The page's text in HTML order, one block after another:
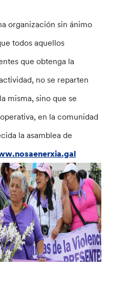
organización sin ánimo
todos aquellos
que obtenga la
no se reparten
misma, sino que se
en la comunidad
la asamblea de